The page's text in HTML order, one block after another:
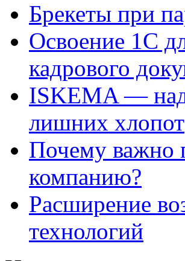
Брекеты при
Освоение 1С
кадрового
ISKEMA —
лишних хлопот
Почему важно
компанию?
Расширение
технологий